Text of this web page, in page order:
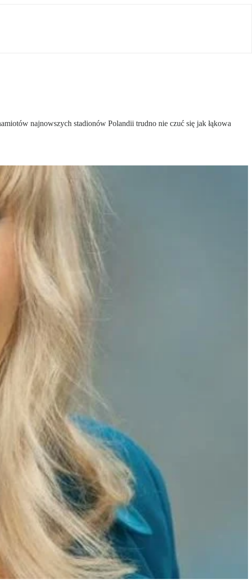
najnowszych stadionów Polandii trudno nie czuć się jak łąkowa